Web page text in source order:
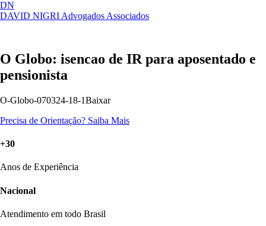
DN
DAVID NIGRI Advogados Associados
Artigos, sentenças, áreas de atuação,
O Globo: isencao de IR para aposentado e
pensionista
O-Globo-070324-18-1Baixar
Precisa de Orientação? Saiba Mais
+30
Anos de Experiência
Nacional
Atendimento em todo Brasil